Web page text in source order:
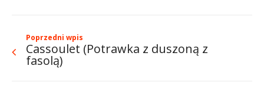
Poprzedni wpis
Cassoulet (Potrawka z duszoną z
fasolą)